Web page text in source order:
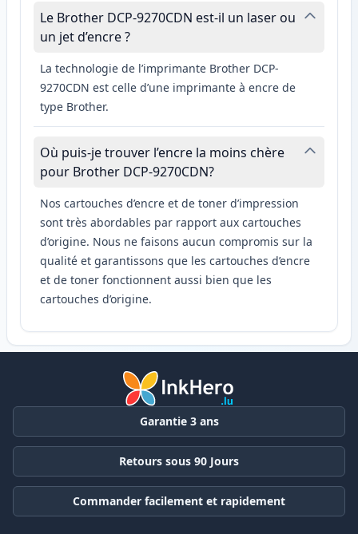
Le Brother DCP-9270CDN est-il un laser ou
un jet d’encre ?
La technologie de l’imprimante Brother DCP-
9270CDN est celle d’une imprimante à encre de
type Brother.
Où puis-je trouver l’encre la moins chère
pour Brother DCP-9270CDN?
Nos cartouches d’encre et de toner d’impression
sont très abordables par rapport aux cartouches
d’origine. Nous ne faisons aucun compromis sur la
qualité et garantissons que les cartouches d’encre
et de toner fonctionnent aussi bien que les
cartouches d’origine.
Garantie 3 ans
Retours sous 90 Jours
Commander facilement et rapidement